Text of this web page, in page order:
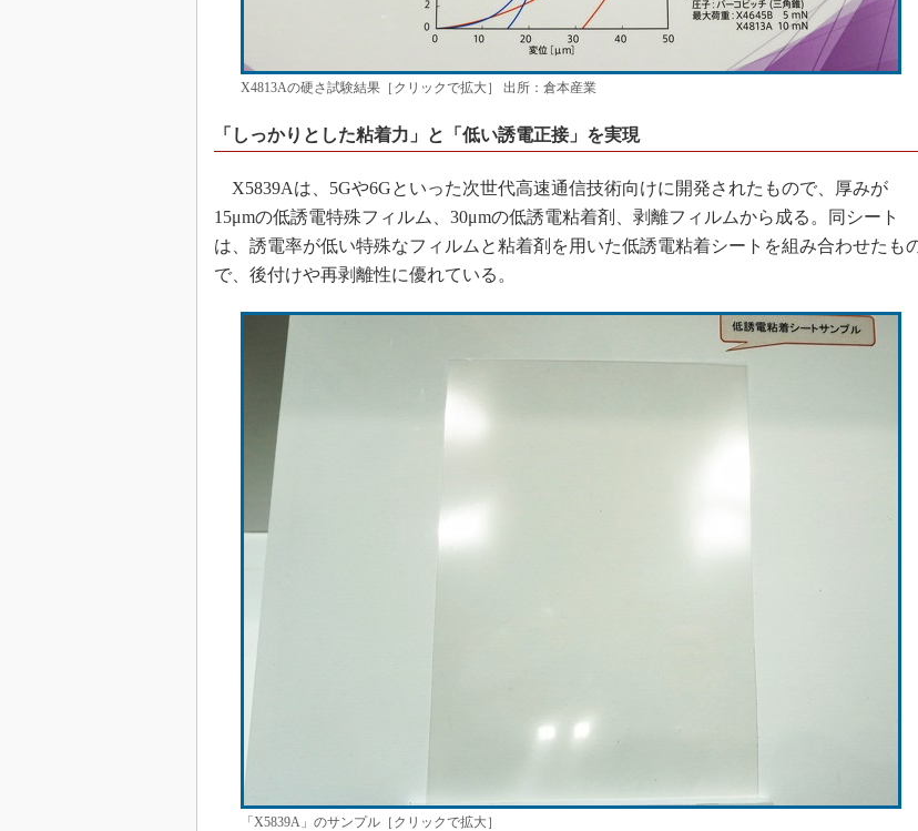
X4813Aの硬さ試験結果［クリックで拡大］ 出所：倉本産業
「しっかりとした粘着力」と「低い誘電正接」を実現
X5839Aは、5Gや6Gといった次世代高速通信技術向けに開発されたもので、厚みが
15μmの低誘電特殊フィルム、30μmの低誘電粘着剤、剥離フィルムから成る。同シート
は、誘電率が低い特殊なフィルムと粘着剤を用いた低誘電粘着シートを組み合わせたも
で、後付けや再剥離性に優れている。
「X5839A」のサンプル［クリックで拡大］